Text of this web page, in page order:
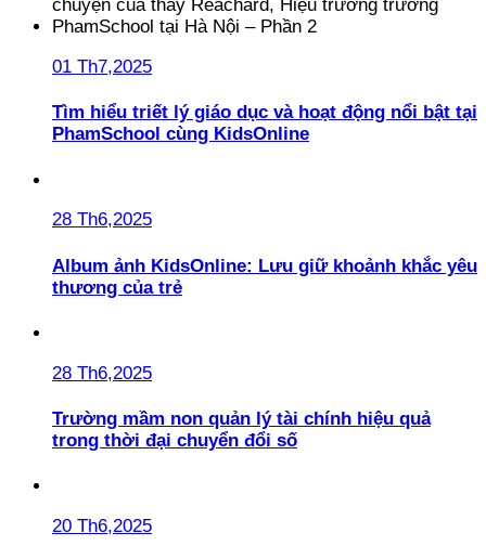
01 Th7,2025
Tìm hiểu triết lý giáo dục và hoạt động nổi bật tại
PhamSchool cùng KidsOnline
28 Th6,2025
Album ảnh KidsOnline: Lưu giữ khoảnh khắc yêu
thương của trẻ
28 Th6,2025
Trường mầm non quản lý tài chính hiệu quả
trong thời đại chuyển đổi số
20 Th6,2025